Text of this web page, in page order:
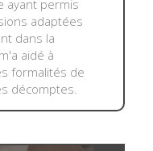
ayant permis
adaptées
dans la
aidé à
formalités de
décomptes.